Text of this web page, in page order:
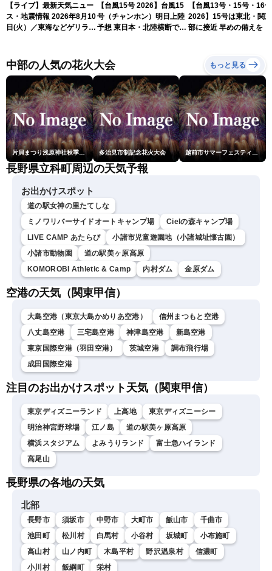
【ライブ】最新天気ニュー
ス・地震情報 2026年8月10
日(火）／東海などゲリラ雷
ュースLiVEコーヒータイ
ム・小林李衣奈／有賀哲
夫〉
【台風15号 2026】台風15
号（チャンホン）明日上陸
予想 東日本・北陸横断で大
【台風13号・15号・16号
2026】15号は東北・関
部に接近 早めの備えを（
中部の人気の花火大会 もっと見る
片貝まつり浅原神社秋季例大祭奉納大煙火 多治見市制記念花火大会 越前市サマーフェスティバル花火大会
長野県立科町周辺の天気予報
お出かけスポット
道の駅女神の里たてしな
ミノワリバーサイドオートキャンプ場
Cielの森キャンプ場
LIVE CAMP あたらび
小諸市児童遊園地（小諸城址懐古園）
小諸市動物園
道の駅美ヶ原高原
KOMOROBI Athletic & Camp
内村ダム 金原ダム
空港の天気（関東甲信）
大島空港（東京大島かめりあ空港）
信州まつもと空港
八丈島空港
三宅島空港 神津島空港
新島空港
東京国際空港（羽田空港）
茨城空港
調布飛行場
成田国際空港
注目のお出かけスポット天気（関東甲信）
東京ディズニーランド 上高地
東京ディズニーシー
明治神宮野球場
江ノ島
道の駅美ヶ原高原
横浜スタジアム
よみうりランド
富士急ハイランド
高尾山
長野県の各地の天気
北部
長野市 須坂市 中野市 大町市 飯山市
千曲市
池田町
松川村 白馬村 小谷村 坂城町
小布施町
高山村
山ノ内町 木島平村 野沢温泉村
信濃町
小川村
飯綱町 栄村